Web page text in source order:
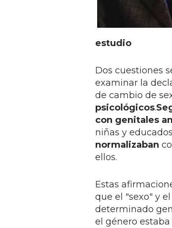
estudio
Dos cuestiones
examinar la
de cambio de
psicológicos.
con genitales
niñas y
normalizaban
ellos.
Estas
que el "sexo" y
determinado
el género